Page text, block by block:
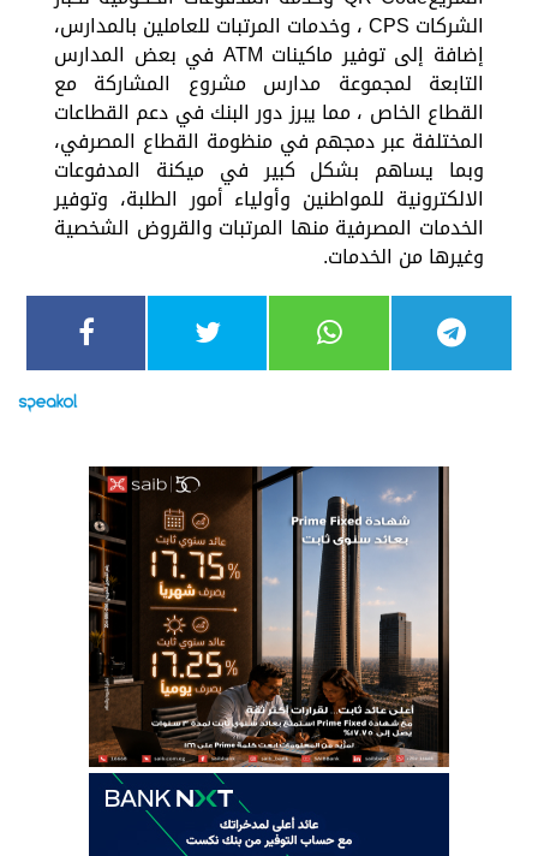
الشركات CPS ، وخدمات المرتبات للعاملين بالمدارس،
إضافة إلى توفير ماكينات ATM في بعض المدارس
التابعة لمجموعة مدارس مشروع المشاركة مع
القطاع الخاص ، مما يبرز دور البنك في دعم القطاعات
المختلفة عبر دمجهم في منظومة القطاع المصرفي،
وبما يساهم بشكل كبير في ميكنة المدفوعات
الالكترونية للمواطنين وأولياء أمور الطلبة، وتوفير
الخدمات المصرفية منها المرتبات والقروض الشخصية
وغيرها من الخدمات.